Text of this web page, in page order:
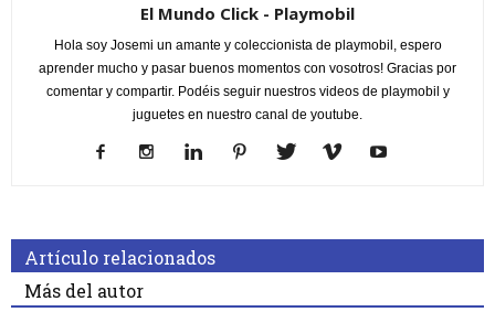
El Mundo Click - Playmobil
Hola soy Josemi un amante y coleccionista de playmobil, espero
aprender mucho y pasar buenos momentos con vosotros! Gracias por
comentar y compartir. Podéis seguir nuestros videos de playmobil y
juguetes en nuestro canal de youtube.
Artículo relacionados
Más del autor